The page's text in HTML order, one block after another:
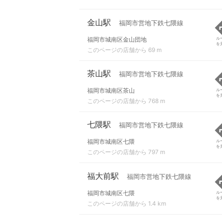
金山駅 福岡市営地下鉄七隈線
福岡市城南区金山団地
このページの店舗から 69 m
ル
を
茶山駅 福岡市営地下鉄七隈線
福岡市城南区茶山
このページの店舗から 768 m
ル
を
七隈駅 福岡市営地下鉄七隈線
福岡市城南区七隈
このページの店舗から 797 m
ル
を
福大前駅 福岡市営地下鉄七隈線
福岡市城南区七隈
このページの店舗から 1.4 km
ル
を